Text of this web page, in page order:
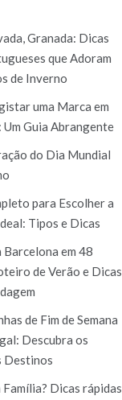
Granada: Dicas
que Adoram
de Inverno
uma Marca em
Guia Abrangente
do Dia Mundial
para Escolher a
Tipos e Dicas
Barcelona em 48
de Verão e Dicas
de Fim de Semana
Descubra os
Destinos
Família? Dicas rápidas